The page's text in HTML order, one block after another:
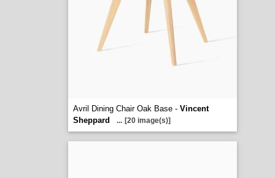
Avril Dining Chair Oak Base - Vincent
Sheppard
... [20 image(s)]